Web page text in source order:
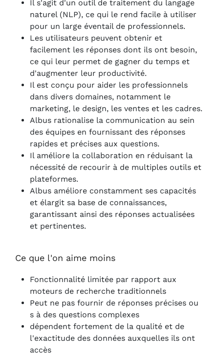
Il s'agit d'un outil de traitement du langage
naturel (NLP), ce qui le rend facile à utiliser
pour un large éventail de professionnels.
Les utilisateurs peuvent obtenir et
facilement les réponses dont ils ont besoin,
ce qui leur permet de gagner du temps et
d'augmenter leur productivité.
Il est conçu pour aider les professionnels
dans divers domaines, notamment le
marketing, le design, les ventes et les cadres.
Albus rationalise la communication au sein
des équipes en fournissant des réponses
rapides et précises aux questions.
Il améliore la collaboration en réduisant la
nécessité de recourir à de multiples outils et
plateformes.
Albus améliore constamment ses capacités
et élargit sa base de connaissances,
garantissant ainsi des réponses actualisées
et pertinentes.
Ce que l'on aime moins
Fonctionnalité limitée par rapport aux
moteurs de recherche traditionnels
Peut ne pas fournir de réponses précises ou
s à des questions complexes
dépendent fortement de la qualité et de
l'exactitude des données auxquelles ils ont
accès